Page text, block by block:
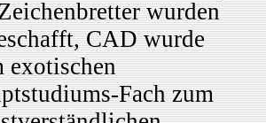
wurden
CAD wurde
exotischen
Fach zum